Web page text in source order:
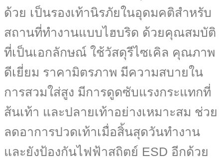
ด้วย เป็นรองเท้านิรภัยในอุดมคติสำหรับ
สถานที่ทำงานแบบไฮบริด ด้วยคุณสมบัติ
ที่เป็นเอกลักษณ์ ใช้วัสดุรีไซเคิล คุณภาพ
ดีเยี่ยม ราคามิตรภาพ มีความสบายใน
การสวมใส่สูง มีการดูดซับแรงกระแทกที่
ส้นเท้า และปลายเท้าอย่างเหมาะสม ช่วย
ลดอาการปวดเท้าเมื่อสิ้นสุดวันทำงาน
และยังป้องกันไฟฟ้าสถิตย์ ESD อีกด้วย